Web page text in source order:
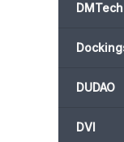
DUDAO
DVI